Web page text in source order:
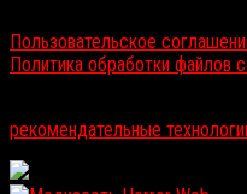
Пользовательское
Политика обработки файлов
рекомендательные